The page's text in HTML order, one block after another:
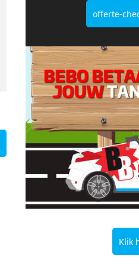
offerte-
Klik